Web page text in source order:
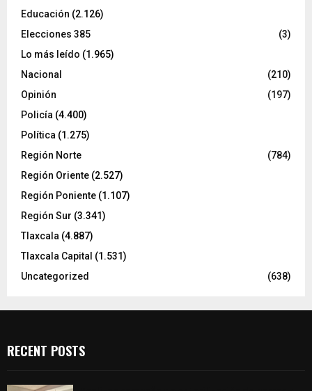
Educación (2.126)
Elecciones 385
(3)
Lo más leído (1.965)
Nacional
(210)
Opinión
(197)
Policía (4.400)
Política (1.275)
Región Norte
(784)
Región Oriente (2.527)
Región Poniente (1.107)
Región Sur (3.341)
Tlaxcala (4.887)
Tlaxcala Capital (1.531)
Uncategorized
(638)
RECENT POSTS